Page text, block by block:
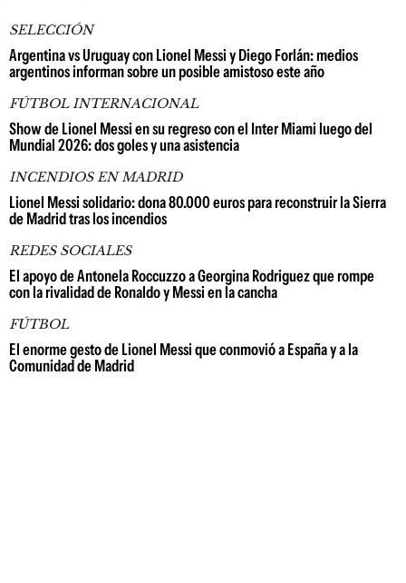
SELECCIÓN
Argentina vs Uruguay con Lionel Messi y Diego Forlán: medios
argentinos informan sobre un posible amistoso este año
FÚTBOL INTERNACIONAL
Show de Lionel Messi en su regreso con el Inter Miami luego del
Mundial 2026: dos goles y una asistencia
INCENDIOS EN MADRID
Lionel Messi solidario: dona 80.000 euros para reconstruir la Sierra
de Madrid tras los incendios
REDES SOCIALES
El apoyo de Antonela Roccuzzo a Georgina Rodriguez que rompe
con la rivalidad de Ronaldo y Messi en la cancha
FÚTBOL
El enorme gesto de Lionel Messi que conmovió a España y a la
Comunidad de Madrid